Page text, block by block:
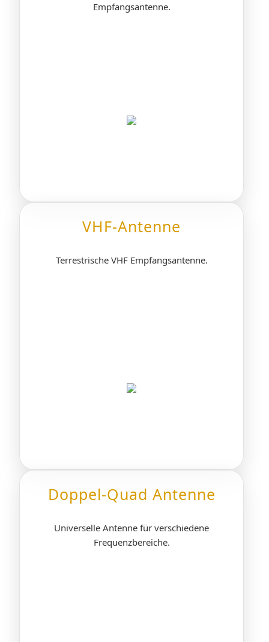
Empfangsantenne.
VHF-Antenne
Terrestrische VHF Empfangsantenne.
Doppel-Quad Antenne
Universelle Antenne für verschiedene
Frequenzbereiche.